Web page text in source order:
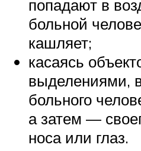
попадают в
больной
кашляет;
касаясь
выделениями,
больного
а затем —
носа или глаз.